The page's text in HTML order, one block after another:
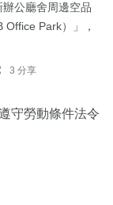
公廳舍周邊空品
Park）」，
3 分享